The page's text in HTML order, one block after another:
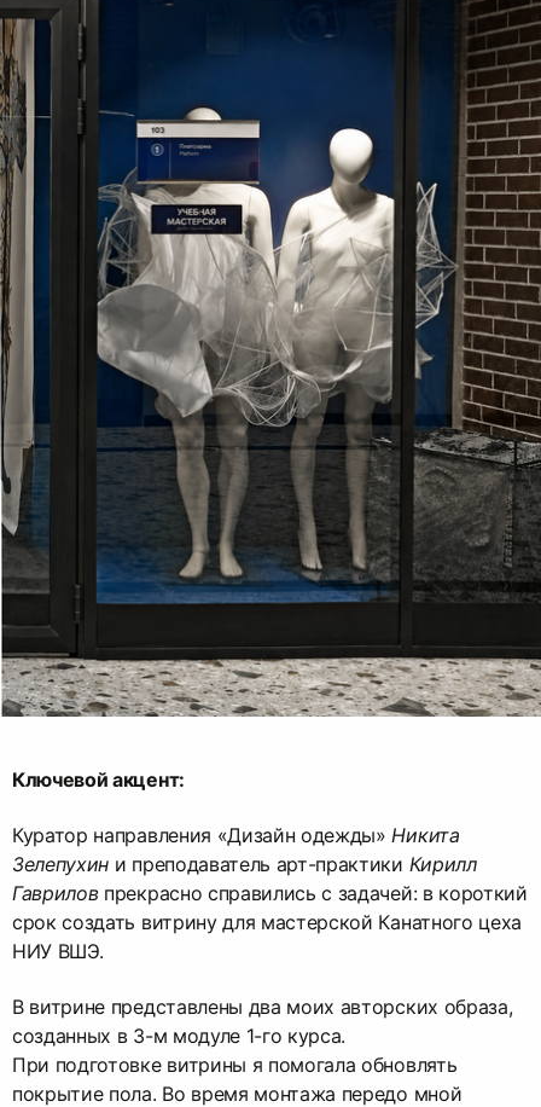
Ключевой акцент:
Куратор направления «Дизайн одежды» Никита
Зелепухин и преподаватель арт-практики Кирилл
Гавриловпрекрасно справились с задачей: в короткий
срок создать витрину для мастерской Канатного цеха
НИУ ВШЭ.
В витрине представлены два моих авторских образа,
созданных в 3-м модуле 1-го курса.
При подготовке витрины я помогала обновлять
покрытие пола. Во время монтажа передо мной